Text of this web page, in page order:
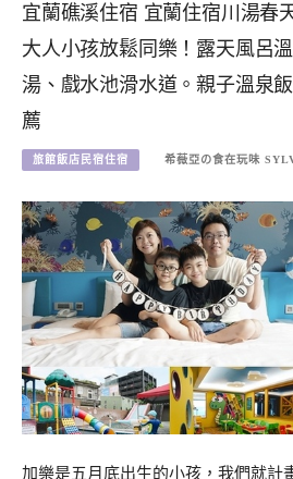
宜蘭礁溪住宿 宜蘭住宿川湯春
大人小孩放鬆同樂！露天風呂
湯、戲水池滑水道。親子溫泉
薦
旅館飯店民宿住宿 希薇亞の食在玩味
加樂是五月底出生的小孩，我們就計